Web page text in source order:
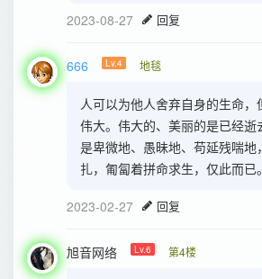
2023-08-27 回复
666 Lv.4 地毯
人可以为他人舍弃自身的生命，
伟大。伟大的、美丽的是已经逝
是卑微地、愚昧地、苟延残喘地
扎，匍匐着拼命求生，仅此而已。
2023-02-27 回复
旭音网络 Lv.6 第4楼